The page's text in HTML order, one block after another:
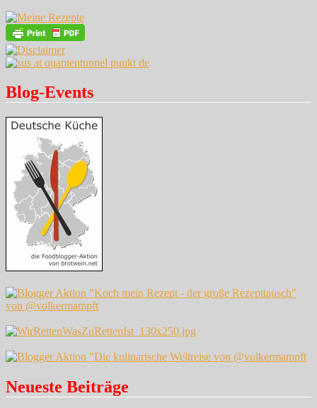
Blog-Events
Neueste Beiträge